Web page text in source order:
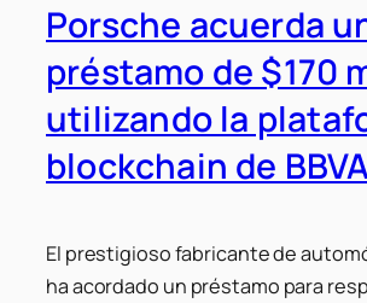
Porsche acuerda
préstamo de $170
utilizando la
blockchain de
El prestigioso fabricante de
ha acordado un préstamo para